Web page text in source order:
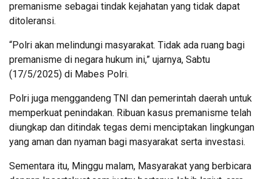
premanisme sebagai tindak kejahatan yang tidak dapat
ditoleransi.
“Polri akan melindungi masyarakat. Tidak ada ruang bagi
premanisme di negara hukum ini,” ujarnya, Sabtu
(17/5/2025) di Mabes Polri.
Polri juga menggandeng TNI dan pemerintah daerah untuk
memperkuat penindakan. Ribuan kasus premanisme telah
diungkap dan ditindak tegas demi menciptakan lingkungan
yang aman dan nyaman bagi masyarakat serta investasi.
Sementara itu, Minggu malam, Masyarakat yang berbicara